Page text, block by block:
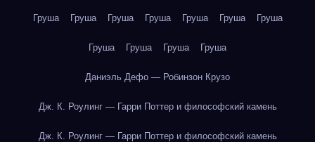
Груша Груша Груша Груша Груша Груша Груша
Груша Груша Груша Груша
Даниэль Дефо — Робинзон Крузо
Дж. К. Роулинг — Гарри Поттер и философский камень
Дж. К. Роулинг — Гарри Поттер и философский камень